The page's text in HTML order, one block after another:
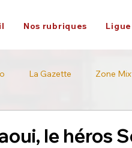
Nos rubriques Ligue
La Gazette Zone
le héros